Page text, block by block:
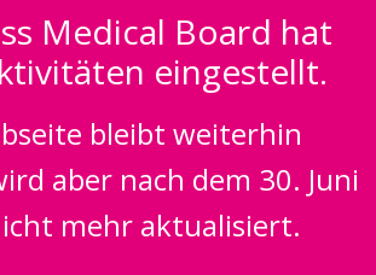
Medical Board hat
eingestellt.
bleibt weiterhin
aber nach dem 30. Juni
mehr aktualisiert.